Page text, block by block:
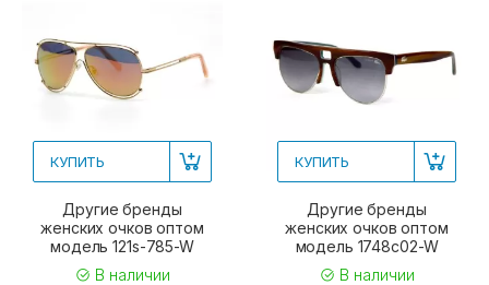
КУПИТЬ
Другие бренды
женских очков оптом
модель 121s-785-W
В наличии
КУПИТЬ
Другие бренды
женских очков оптом
модель 1748c02-W
В наличии